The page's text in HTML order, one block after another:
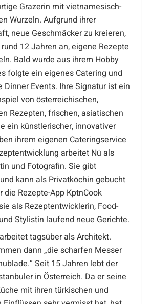
Grazerin mit vietnamesisch-
Wurzeln. Aufgrund ihrer
neue Geschmäcker zu kreieren,
12 Jahren an, eigene Rezepte
Bald wurde aus ihrem Hobby
folgte ein eigenes Catering und
Dinner Events. Ihre Signatur ist ein
von österreichischen,
Rezepten, frischen, asiatischen
ein künstlerischer, innovativer
ihrem eigenen Cateringservice
arbeitet Nü als
und Fotografin. Sie gibt
kann als Privatköchin gebucht
die Rezepte-App KptnCook
als Rezeptentwicklerin, Food-
Stylistin laufend neue Gerichte.
arbeitet tagsüber als Architekt.
dann „die scharfen Messer
Seit 15 Jahren lebt der
in Österreich. Da er seine
mit ihren türkischen und